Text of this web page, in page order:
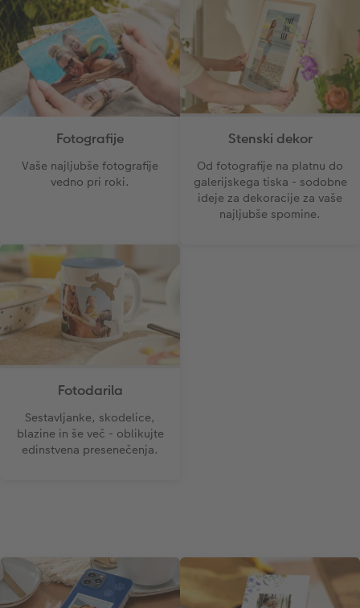
CEWE TAKOJŠNJI NATIS FOTOGRAFIJ
Takojšnja nalepka
Foto kolaži
Fototrak
XXL Retro fotografija
Fotografije
Vaše najljubše fotografije
vedno pri roki.
Stenski dekor
Od fotografije na platnu do
galerijskega tiska - sodobne
ideje za dekoracije za vaše
najljubše spomine.
Fotodarila
Sestavljanke, skodelice,
blazine in še več - oblikujte
edinstvena presenečenja.